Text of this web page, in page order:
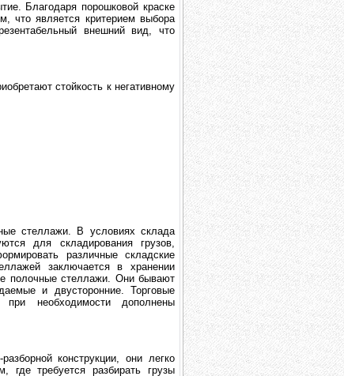
Благодаря порошковой краске
что является критерием выбора
внешний вид, что
стойкость к негативному
стеллажи. В условиях склада
для складирования грузов,
различные складские
заключается в хранении
полочные стеллажи. Они бывают
и двусторонние. Торговые
необходимости дополнены
конструкции, они легко
где требуется разбирать грузы